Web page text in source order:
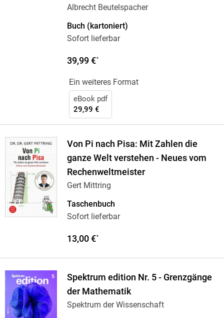
Albrecht Beutelspacher
Buch (kartoniert)
Sofort lieferbar
39,99 €*
Ein weiteres Format
eBook pdf
29,99 €
Von Pi nach Pisa: Mit Zahlen die
ganze Welt verstehen - Neues vom
Rechenweltmeister
Gert Mittring
Taschenbuch
Sofort lieferbar
13,00 €*
Spektrum edition Nr. 5 - Grenzgänge
der Mathematik
Spektrum der Wissenschaft